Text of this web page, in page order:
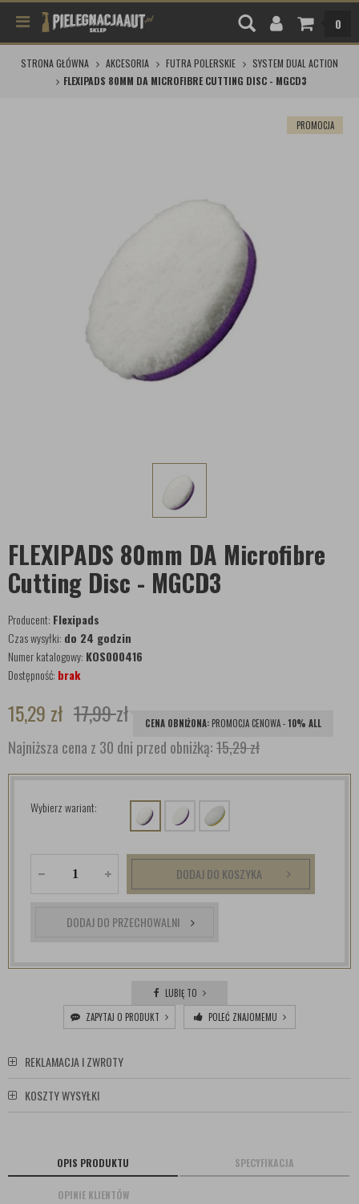
0
STRONA GŁÓWNA AKCESORIA FUTRA POLERSKIE
SYSTEM DUAL ACTION
FLEXIPADS 80MM DA MICROFIBRE CUTTING DISC - MGCD3
PROMOCJA
FLEXIPADS 80mm DA Microfibre
Cutting Disc - MGCD3
Producent: Flexipads
Czas wysyłki: do 24 godzin
Numer katalogowy: KOS000416
Dostępność: brak
15,29 zł 17,99zł CENA OBNIŻONA: PROMOCJA CENOWA -10% ALL
Najniższa cena z 30 dni przed obniżką:15,29 zł
Wybierz wariant:
DODAJ DO KOSZYKA
DODAJ DO PRZECHOWALNI
LUBIĘ TO
ZAPYTAJ O PRODUKT
POLEĆ ZNAJOMEMU
REKLAMACJA I ZWROTY
KOSZTY WYSYŁKI
OPIS PRODUKTU SPECYFIKACJA
OPINIE KLIENTÓW